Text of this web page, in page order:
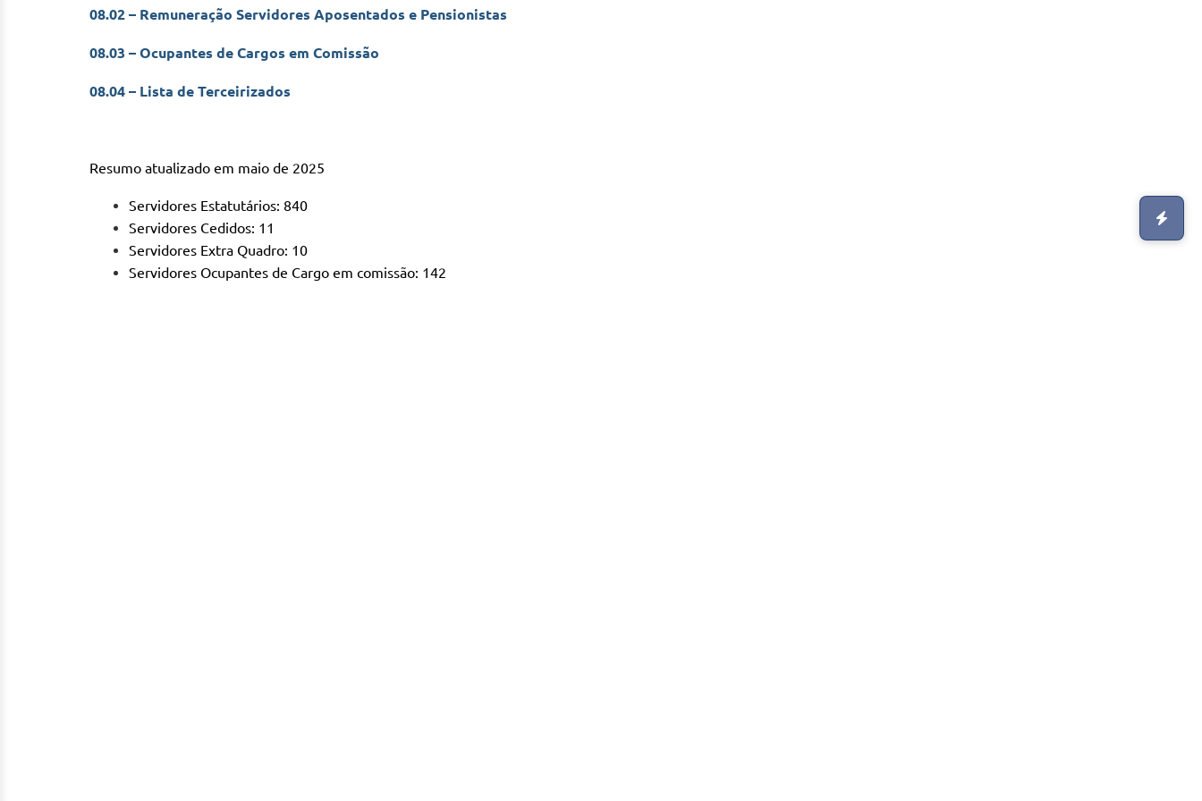
08.02 – Remuneração Servidores Aposentados e Pensionistas
08.03 – Ocupantes de Cargos em Comissão
08.04 – Lista de Terceirizados
Resumo atualizado em maio de 2025
Servidores Estatutários: 840
Servidores Cedidos: 11
Servidores Extra Quadro: 10
Servidores Ocupantes de Cargo em comissão: 142